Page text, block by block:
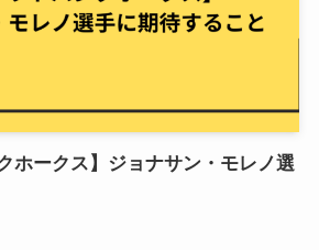
ホークス】ジョナサン・モレノ選